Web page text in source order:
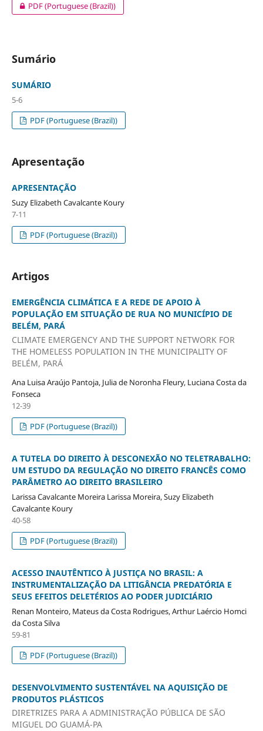
PDF (Portuguese (Brazil))
Sumário
SUMÁRIO
5-6
PDF (Portuguese (Brazil))
Apresentação
APRESENTAÇÃO
Suzy Elizabeth Cavalcante Koury
7-11
PDF (Portuguese (Brazil))
Artigos
EMERGÊNCIA CLIMÁTICA E A REDE DE APOIO À
POPULAÇÃO EM SITUAÇÃO DE RUA NO MUNICÍPIO DE
BELÉM, PARÁ
CLIMATE EMERGENCY AND THE SUPPORT NETWORK FOR
THE HOMELESS POPULATION IN THE MUNICIPALITY OF
BELÉM, PARÁ
Ana Luisa Araújo Pantoja, Julia de Noronha Fleury, Luciana Costa da
Fonseca
12-39
PDF (Portuguese (Brazil))
A TUTELA DO DIREITO À DESCONEXÃO NO TELETRABALHO:
UM ESTUDO DA REGULAÇÃO NO DIREITO FRANCÊS COMO
PARÂMETRO AO DIREITO BRASILEIRO
Larissa Cavalcante Moreira Larissa Moreira, Suzy Elizabeth
Cavalcante Koury
40-58
PDF (Portuguese (Brazil))
ACESSO INAUTÊNTICO À JUSTIÇA NO BRASIL: A
INSTRUMENTALIZAÇÃO DA LITIGÂNCIA PREDATÓRIA E
SEUS EFEITOS DELETÉRIOS AO PODER JUDICIÁRIO
Renan Monteiro, Mateus da Costa Rodrigues, Arthur Laércio Homci
da Costa Silva
59-81
PDF (Portuguese (Brazil))
DESENVOLVIMENTO SUSTENTÁVEL NA AQUISIÇÃO DE
PRODUTOS PLÁSTICOS
DIRETRIZES PARA A ADMINISTRAÇÃO PÚBLICA DE SÃO
MIGUEL DO GUAMÁ-PA